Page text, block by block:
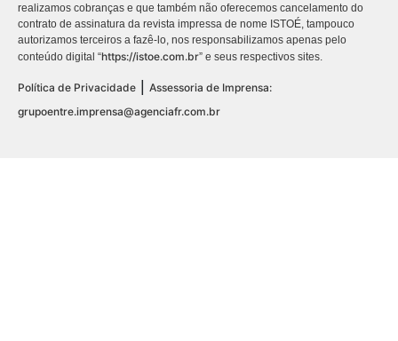
realizamos cobranças e que também não oferecemos cancelamento do
contrato de assinatura da revista impressa de nome ISTOÉ, tampouco
autorizamos terceiros a fazê-lo, nos responsabilizamos apenas pelo
conteúdo digital “https://istoe.com.br” e seus respectivos sites.
Política de Privacidade | Assessoria de Imprensa:
grupoentre.imprensa@agenciafr.com.br